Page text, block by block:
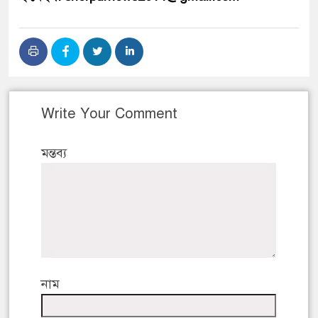
Write Your Comment
মন্তব্য
নাম